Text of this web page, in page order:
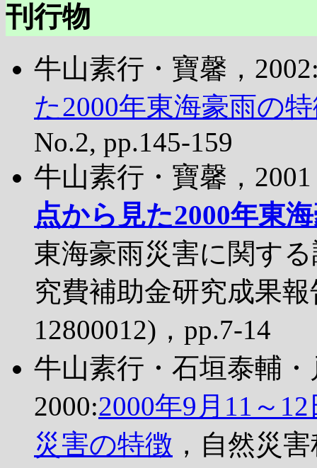
刊行物
牛山素行・寶馨，
た2000年東海豪雨の
No.2, pp.145-159
牛山素行・寶馨，
点から見た2000年東
東海豪雨災害に関す
究費補助金研究成果
12800012)，pp.7-14
牛山素行・石垣泰輔
2000:2000年9月11～
災害の特徴 ，自然災